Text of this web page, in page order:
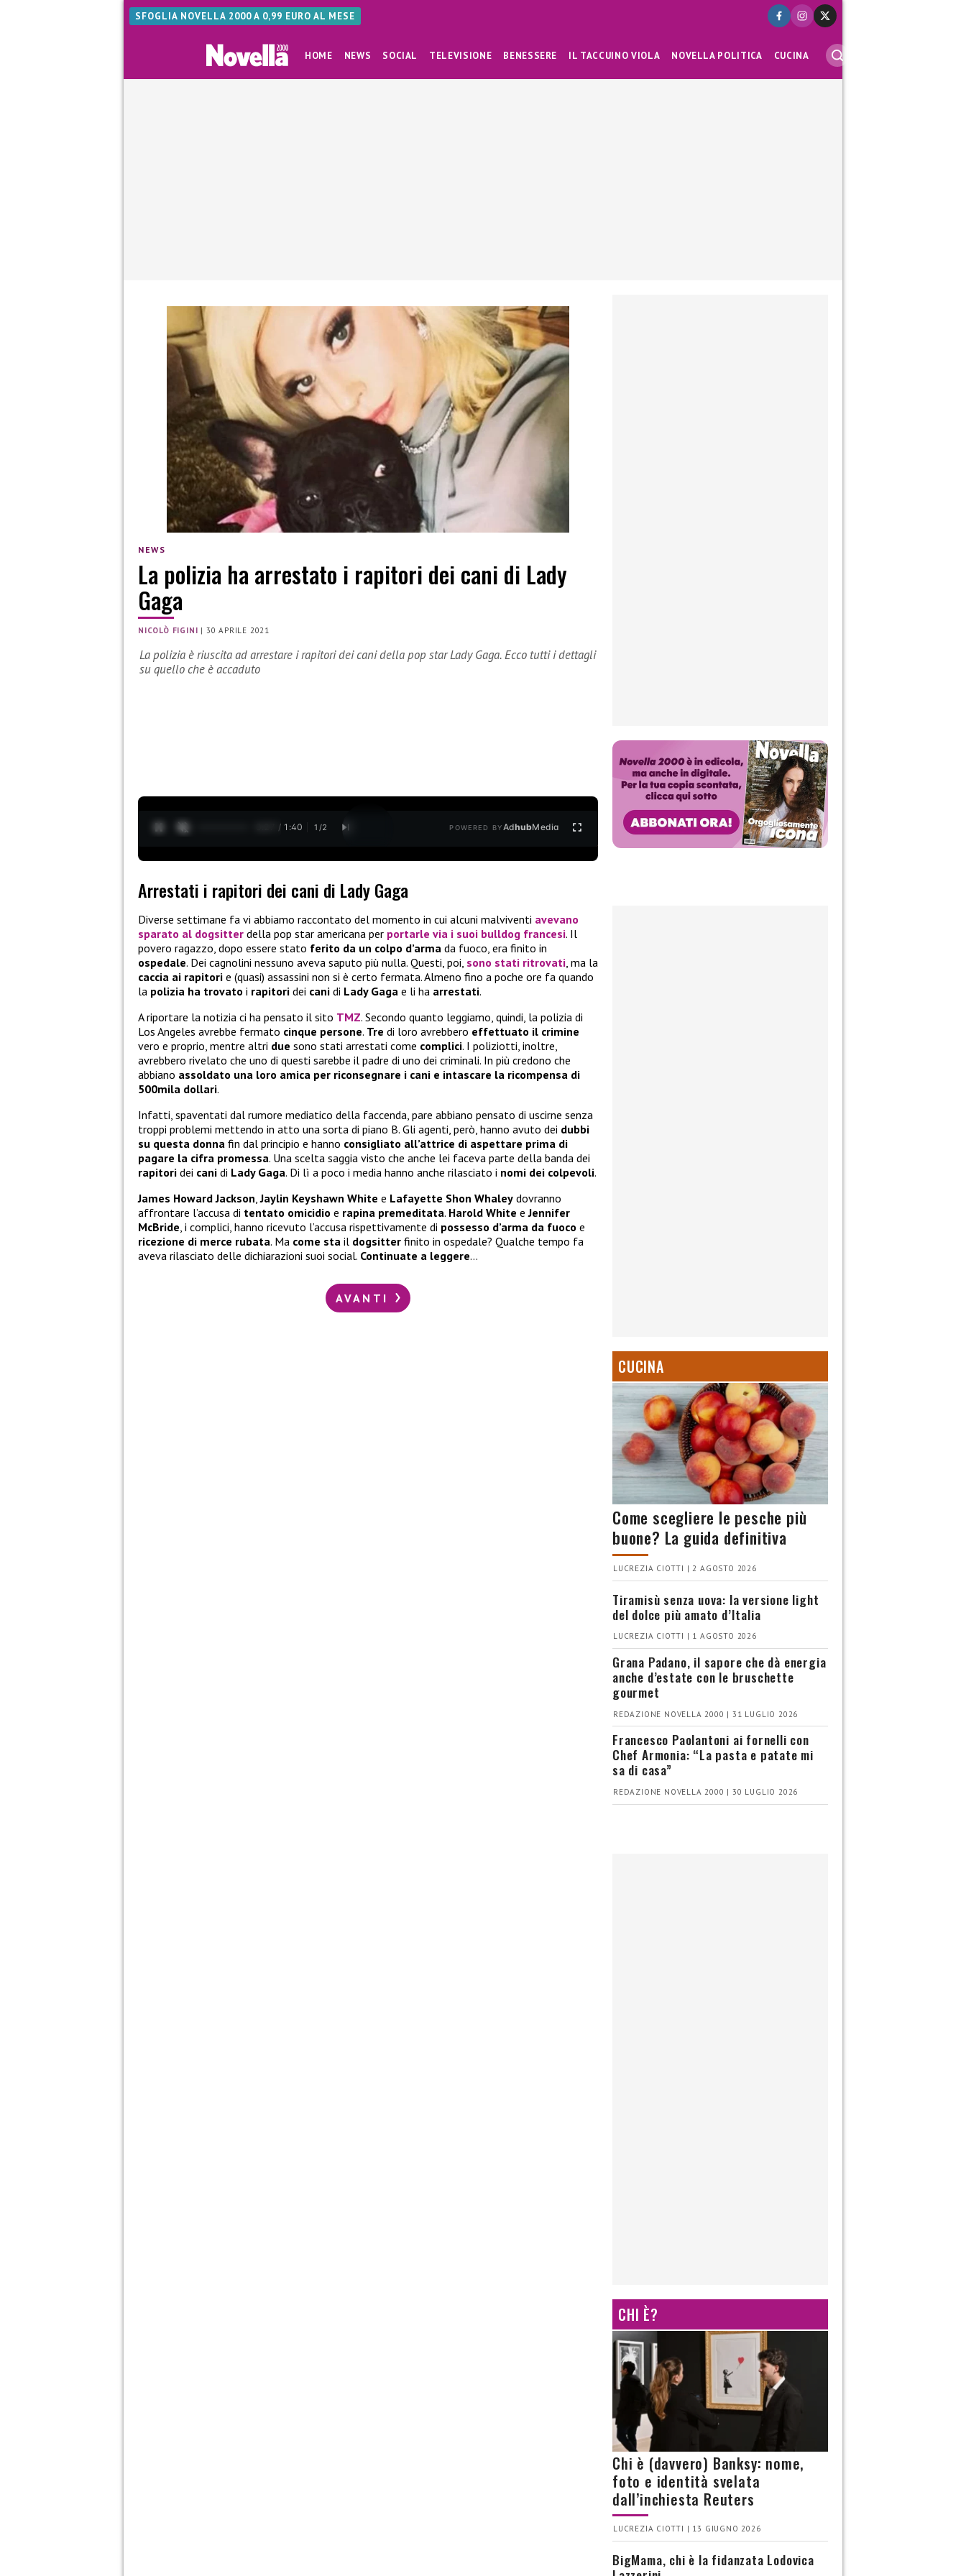
SFOGLIA NOVELLA 2000 A 0,99 EURO AL MESE
HOME NEWS SOCIAL TELEVISIONE BENESSERE IL TACCUINO VIOLA NOVELLA POLITICA CUCINA
NEWS
La polizia ha arrestato i rapitori dei cani di Lady
Gaga
NICOLÒ FIGINI | 30 APRILE 2021
La polizia è riuscita ad arrestare i rapitori dei cani della pop star Lady Gaga. Ecco tutti i dettagli
su quello che è accaduto
0:28 / 1:40 1 /2 POWERED BYAdhubMedia
Arrestati i rapitori dei cani di Lady Gaga
Diverse settimane fa vi abbiamo raccontato del momento in cui alcuni malviventi avevano
sparato al dogsitter della pop star americana per portarle via i suoi bulldog francesi. Il
povero ragazzo, dopo essere stato ferito da un colpo d’arma da fuoco, era finito in
ospedale. Dei cagnolini nessuno aveva saputo più nulla. Questi, poi, sono stati ritrovati, ma la
caccia ai rapitori e (quasi) assassini non si è certo fermata. Almeno fino a poche ore fa quando
la polizia ha trovato i rapitori dei cani di Lady Gaga e li ha arrestati.
A riportare la notizia ci ha pensato il sito TMZ. Secondo quanto leggiamo, quindi, la polizia di
Los Angeles avrebbe fermato cinque persone. Tre di loro avrebbero effettuato il crimine
vero e proprio, mentre altri due sono stati arrestati come complici. I poliziotti, inoltre,
avrebbero rivelato che uno di questi sarebbe il padre di uno dei criminali. In più credono che
abbiano assoldato una loro amica per riconsegnare i cani e intascare la ricompensa di
500mila dollari.
Infatti, spaventati dal rumore mediatico della faccenda, pare abbiano pensato di uscirne senza
troppi problemi mettendo in atto una sorta di piano B. Gli agenti, però, hanno avuto dei dubbi
su questa donna fin dal principio e hanno consigliato all’attrice di aspettare prima di
pagare la cifra promessa. Una scelta saggia visto che anche lei faceva parte della banda dei
rapitori dei cani di Lady Gaga. Di lì a poco i media hanno anche rilasciato i nomi dei colpevoli.
James Howard Jackson,Jaylin Keyshawn White e Lafayette Shon Whaley dovranno
affrontare l’accusa di tentato omicidio e rapina premeditata. Harold White eJennifer
McBride, i complici, hanno ricevuto l’accusa rispettivamente di possesso d’arma da fuoco e
ricezione di merce rubata. Ma come sta il dogsitter finito in ospedale? Qualche tempo fa
aveva rilasciato delle dichiarazioni suoi social. Continuate a leggere…
AVANTI
CUCINA
Come scegliere le pesche più
buone? La guida definitiva
LUCREZIA CIOTTI | 2 AGOSTO 2026
Tiramisù senza uova: la versione light
del dolce più amato d’Italia
LUCREZIA CIOTTI | 1 AGOSTO 2026
Grana Padano, il sapore che dà energia
anche d’estate con le bruschette
gourmet
REDAZIONE NOVELLA 2000 | 31 LUGLIO 2026
Francesco Paolantoni ai fornelli con
Chef Armonia: “La pasta e patate mi
sa di casa”
REDAZIONE NOVELLA 2000 | 30 LUGLIO 2026
CHI È?
Chi è (davvero) Banksy: nome,
foto e identità svelata
dall’inchiesta Reuters
LUCREZIA CIOTTI | 13 GIUGNO 2026
BigMama, chi è la fidanzata Lodovica